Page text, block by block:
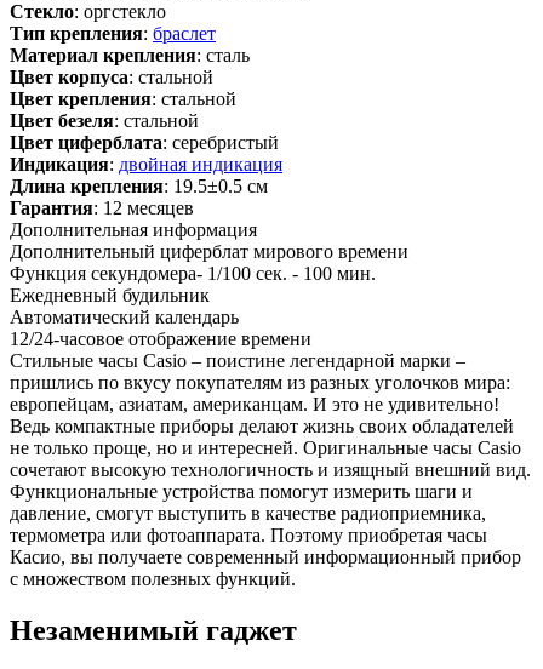
Стекло: оргстекло
Тип крепления: браслет
Материал крепления: сталь
Цвет корпуса: стальной
Цвет крепления: стальной
Цвет безеля: стальной
Цвет циферблата: серебристый
Индикация: двойная индикация
Длина крепления: 19.5±0.5 см
Гарантия: 12 месяцев
Дополнительная информация
Дополнительный циферблат мирового времени
Функция секундомера- 1/100 сек. - 100 мин.
Ежедневный будильник
Автоматический календарь
12/24-часовое отображение времени
Стильные часы Casio – поистине легендарной марки –
пришлись по вкусу покупателям из разных уголочков мира:
европейцам, азиатам, американцам. И это не удивительно!
Ведь компактные приборы делают жизнь своих обладателей
не только проще, но и интересней. Оригинальные часы Casio
сочетают высокую технологичность и изящный внешний вид.
Функциональные устройства помогут измерить шаги и
давление, смогут выступить в качестве радиоприемника,
термометра или фотоаппарата. Поэтому приобретая часы
Касио, вы получаете современный информационный прибор
с множеством полезных функций.
Незаменимый гаджет